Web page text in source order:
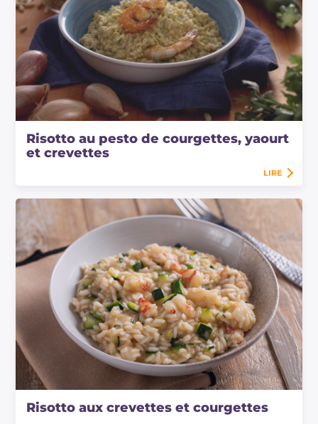
Risotto au pesto de courgettes, yaourt
et crevettes
LIRE
Risotto aux crevettes et courgettes